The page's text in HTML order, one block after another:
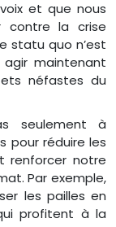
et que nous
contre la crise
statu quo n’est
maintenant
néfastes du
seulement à
pour réduire les
renforcer notre
Par exemple,
les pailles en
profitent à la